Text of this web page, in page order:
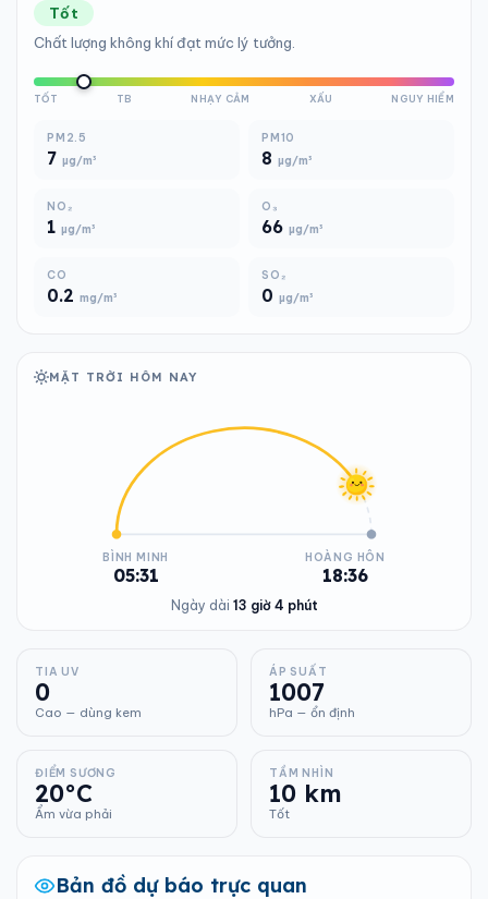
Tốt
Chất lượng không khí đạt mức lý tưởng.
TỐT TB NHẠY CẢM XẤU NGUY HIỂM
PM2.5
7 µg/m³
PM10
8 µg/m³
NO₂
1 µg/m³
O₃
66 µg/m³
CO
0.2 mg/m³
SO₂
0 µg/m³
MẶT TRỜI HÔM NAY
BÌNH MINH
05:31
HOÀNG HÔN
18:36
Ngày dài 13 giờ 4 phút
TIA UV
0
Cao — dùng kem
ÁP SUẤT
1007
hPa — ổn định
ĐIỂM SƯƠNG
20°C
Ẩm vừa phải
TẦM NHÌN
10 km
Tốt
Bản đồ dự báo trực quan